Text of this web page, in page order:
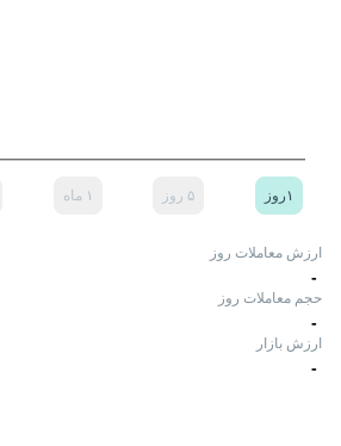
۱روز ۵ روز ۱ ماه
ارزش معاملات روز
-
حجم معاملات روز
-
ارزش بازار
-